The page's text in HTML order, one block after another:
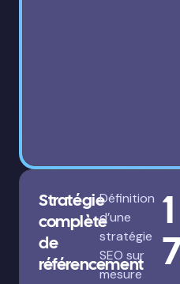
Stratégie
complète
de
référencement
Définition
d’une
stratégie
SEO sur
mesure
1